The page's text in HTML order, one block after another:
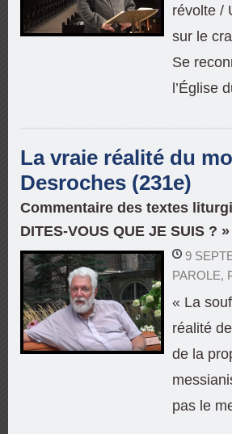
révolte /
sur le
Se
l’Église
La vraie réalité du
Desroches (231e)
Commentaire des textes
DITES-VOUS QUE JE SUIS ? »
9
PAROLE,
« La
réalité
de la
pas le